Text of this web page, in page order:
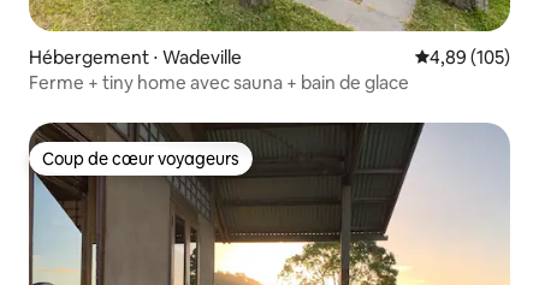
Hébergement ⋅ Wadeville Évaluation
4,89 (105)
Ferme + tiny home avec sauna + bain de glace
Coup de cœur voyageurs
Coup de cœur voyageurs